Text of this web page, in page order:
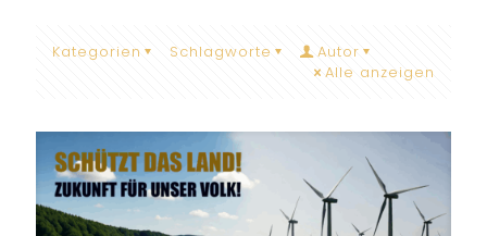
Kategorien Schlagworte
Autor
Alle anzeigen